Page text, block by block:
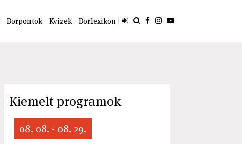
Borpontok Kvízek Borlexikon
Kiemelt programok
08. 08. - 08. 29.